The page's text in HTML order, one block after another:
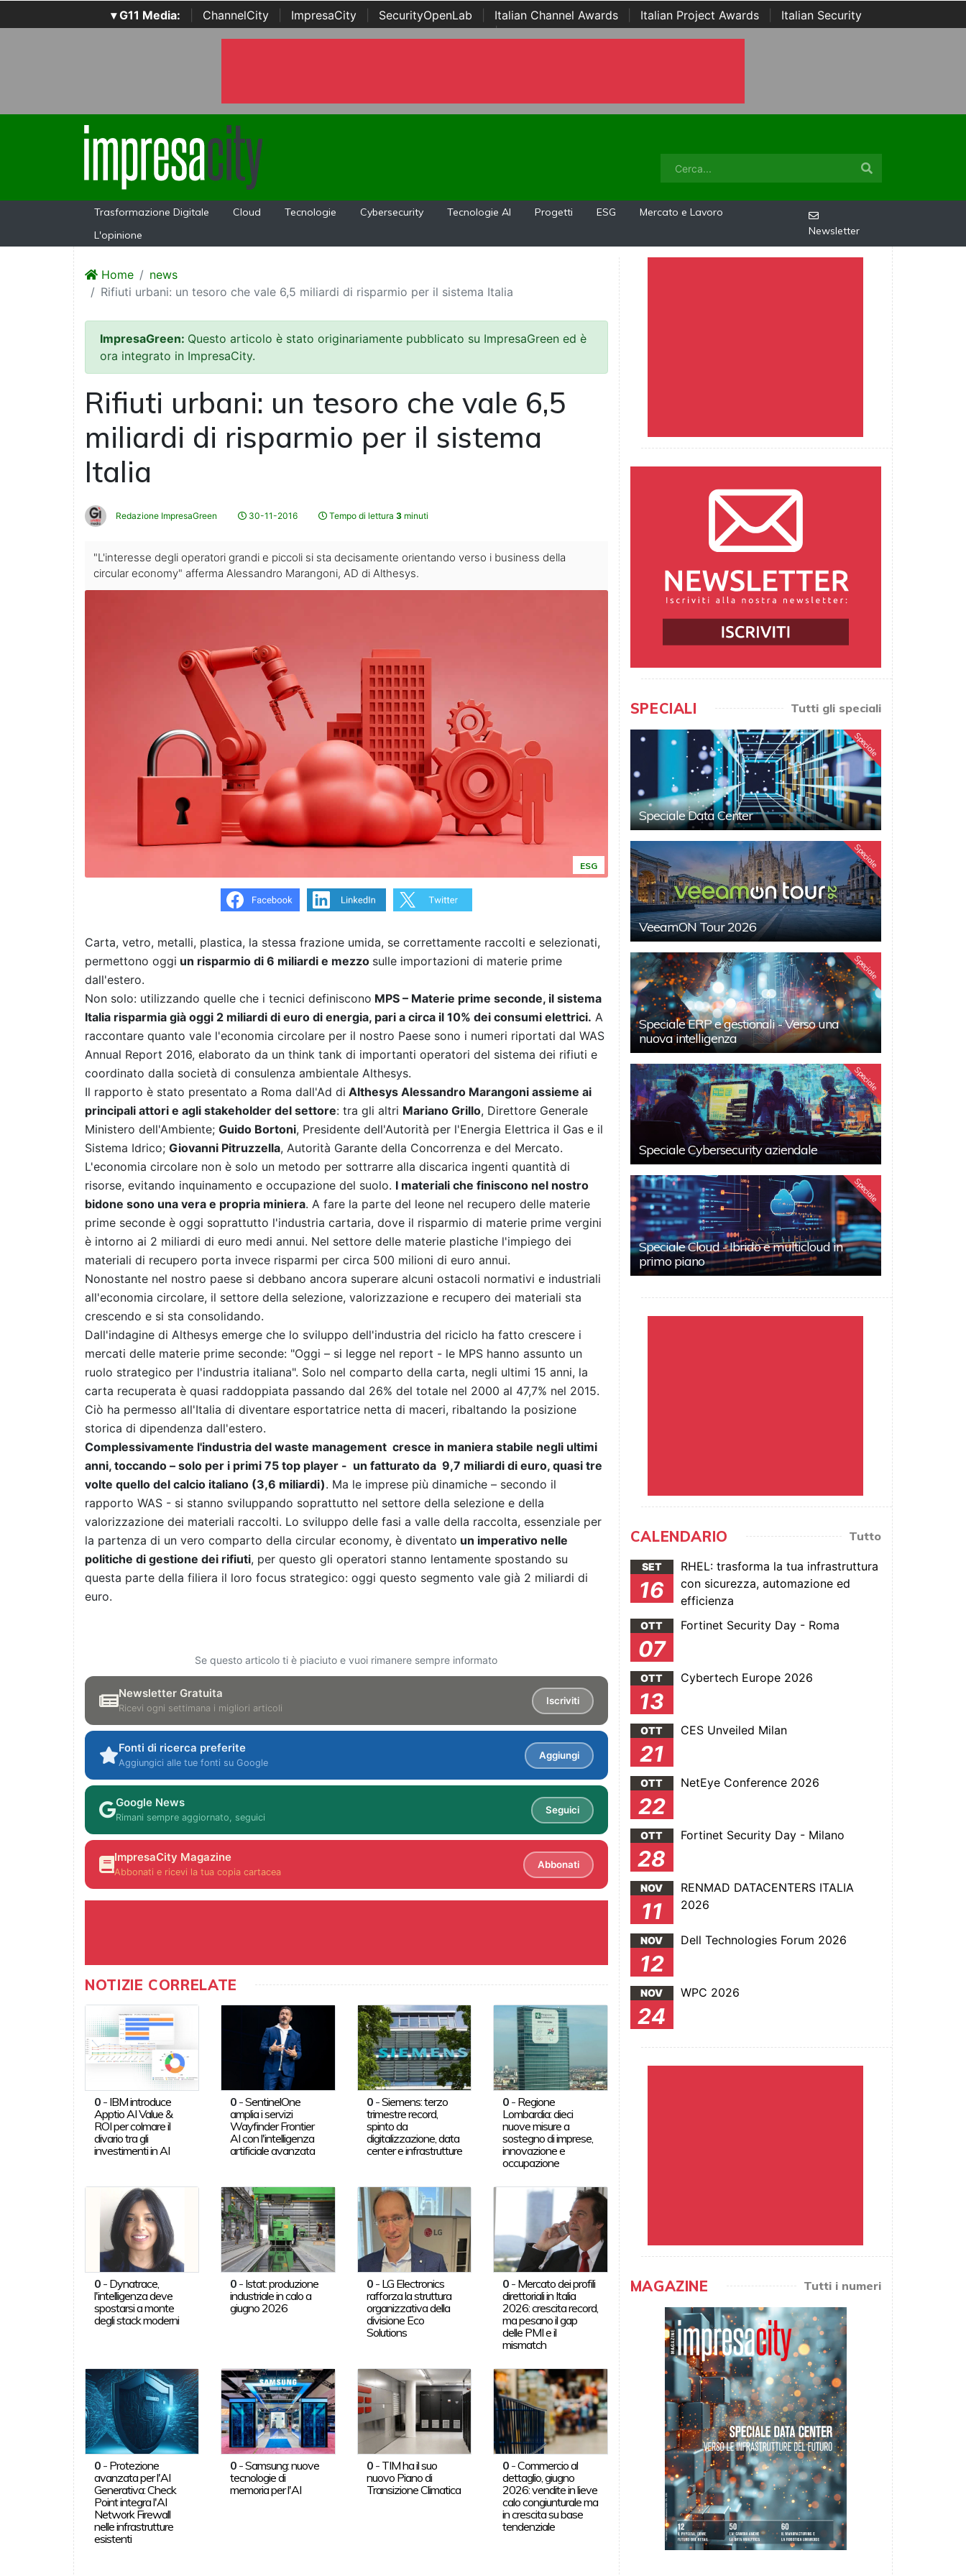
▾ G11 Media: ChannelCity ImpresaCity SecurityOpenLab Italian Channel Awards Italian Project Awards
Italian Security
Awards | ...
Trasformazione Digitale Cloud Tecnologie Cybersecurity Tecnologie AI Progetti ESG
Mercato e Lavoro
L'opinione
Newsletter
Home
news
Rifiuti urbani: un tesoro che vale 6,5 miliardi di risparmio per il sistema Italia
ImpresaGreen: Questo articolo è stato originariamente pubblicato su ImpresaGreen ed è
ora integrato in ImpresaCity.
Rifiuti urbani: un tesoro che vale 6,5
miliardi di risparmio per il sistema
Italia
Redazione ImpresaGreen 30-11-2016 Tempo di lettura 3 minuti
"L'interesse degli operatori grandi e piccoli si sta decisamente orientando verso i business della
circular economy" afferma Alessandro Marangoni, AD di Althesys.
ESG
Carta, vetro, metalli, plastica, la stessa frazione umida, se correttamente raccolti e selezionati,
permettono oggi un risparmio di 6 miliardi e mezzo sulle importazioni di materie prime
dall'estero.
Non solo: utilizzando quelle che i tecnici definiscono MPS – Materie prime seconde, il sistema
Italia risparmia già oggi 2 miliardi di euro di energia, pari a circa il 10% dei consumi elettrici. A
raccontare quanto vale l'economia circolare per il nostro Paese sono i numeri riportati dal WAS
Annual Report 2016, elaborato da un think tank di importanti operatori del sistema dei rifiuti e
coordinato dalla società di consulenza ambientale Althesys.
Il rapporto è stato presentato a Roma dall'Ad di Althesys Alessandro Marangoni assieme ai
principali attori e agli stakeholder del settore: tra gli altri Mariano Grillo, Direttore Generale
Ministero dell'Ambiente; Guido Bortoni, Presidente dell'Autorità per l'Energia Elettrica il Gas e il
Sistema Idrico; Giovanni Pitruzzella, Autorità Garante della Concorrenza e del Mercato.
L'economia circolare non è solo un metodo per sottrarre alla discarica ingenti quantità di
risorse, evitando inquinamento e occupazione del suolo. I materiali che finiscono nel nostro
bidone sono una vera e propria miniera. A fare la parte del leone nel recupero delle materie
prime seconde è oggi soprattutto l'industria cartaria, dove il risparmio di materie prime vergini
è intorno ai 2 miliardi di euro medi annui. Nel settore delle materie plastiche l'impiego dei
materiali di recupero porta invece risparmi per circa 500 milioni di euro annui.
Nonostante nel nostro paese si debbano ancora superare alcuni ostacoli normativi e industriali
all'economia circolare, il settore della selezione, valorizzazione e recupero dei materiali sta
crescendo e si sta consolidando.
Dall'indagine di Althesys emerge che lo sviluppo dell'industria del riciclo ha fatto crescere i
mercati delle materie prime seconde: "Oggi – si legge nel report - le MPS hanno assunto un
ruolo strategico per l'industria italiana". Solo nel comparto della carta, negli ultimi 15 anni, la
carta recuperata è quasi raddoppiata passando dal 26% del totale nel 2000 al 47,7% nel 2015.
Ciò ha permesso all'Italia di diventare esportatrice netta di maceri, ribaltando la posizione
storica di dipendenza dall'estero.
Complessivamente l'industria del waste management cresce in maniera stabile negli ultimi
anni, toccando – solo per i primi 75 top player - un fatturato da 9,7 miliardi di euro, quasi tre
volte quello del calcio italiano (3,6 miliardi). Ma le imprese più dinamiche – secondo il
rapporto WAS - si stanno sviluppando soprattutto nel settore della selezione e della
valorizzazione dei materiali raccolti. Lo sviluppo delle fasi a valle della raccolta, essenziale per
la partenza di un vero comparto della circular economy, è diventato un imperativo nelle
politiche di gestione dei rifiuti, per questo gli operatori stanno lentamente spostando su
questa parte della filiera il loro focus strategico: oggi questo segmento vale già 2 miliardi di
euro.
Se questo articolo ti è piaciuto e vuoi rimanere sempre informato
Newsletter Gratuita
Ricevi ogni settimana i migliori articoli
Iscriviti
Fonti di ricerca preferite
Aggiungici alle tue fonti su Google
Aggiungi
Google News
Rimani sempre aggiornato, seguici
Seguici
ImpresaCity Magazine
Abbonati e ricevi la tua copia cartacea
Abbonati
NOTIZIE CORRELATE
0- IBM introduce
Apptio AI Value &
ROI per colmare il
divario tra gli
investimenti in AI
0 -SentinelOne
amplia i servizi
Wayfinder Frontier
AI con l'intelligenza
artificiale avanzata
0-Siemens: terzo
trimestre record,
spinto da
digitalizzazione, data
center e infrastrutture
0 - Regione
Lombardia: dieci
nuove misure a
sostegno di imprese,
innovazione e
occupazione
0- Dynatrace,
l'intelligenza deve
spostarsi a monte
degli stack moderni
0 - Istat: produzione
industriale in calo a
giugno 2026
0- LG Electronics
rafforza la struttura
organizzativa della
divisione Eco
Solutions
0 - Mercato dei profili
direttoriali in Italia
2026: crescita record,
ma pesano il gap
delle PMI e il
mismatch
0- Protezione
avanzata per l'AI
Generativa: Check
Point integra l'AI
Network Firewall
nelle infrastrutture
esistenti
0 -Samsung: nuove
tecnologie di
memoria per l'AI
0- TIM ha il suo
nuovo Piano di
Transizione Climatica
0 -Commercio al
dettaglio, giugno
2026: vendite in lieve
calo congiunturale ma
in crescita su base
tendenziale
SPECIALI Tutti gli speciali
Speciale
Speciale Data Center
Speciale
VeeamON Tour 2026
Speciale
Speciale ERP e gestionali - Verso una
nuova intelligenza
Speciale
Speciale Cybersecurity aziendale
Speciale
Speciale Cloud - Ibrido e multicloud in
primo piano
CALENDARIO Tutto
SET
16
RHEL: trasforma la tua infrastruttura
con sicurezza, automazione ed
efficienza
OTT
07
Fortinet Security Day - Roma
OTT
13
Cybertech Europe 2026
OTT
21
CES Unveiled Milan
OTT
22
NetEye Conference 2026
OTT
28
Fortinet Security Day - Milano
NOV
11
RENMAD DATACENTERS ITALIA
2026
NOV
12
Dell Technologies Forum 2026
NOV
24
WPC 2026
MAGAZINE Tutti i numeri